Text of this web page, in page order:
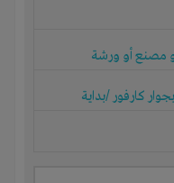
مصنع أو ورشة
كارفور /بداية